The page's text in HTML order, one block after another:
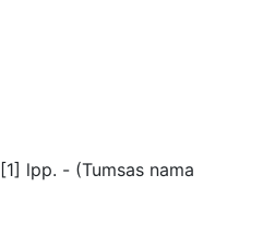
lpp. - (Tumsas nama